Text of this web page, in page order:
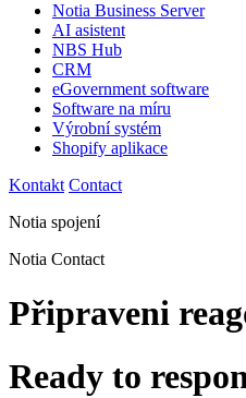
Notia Business Server
AI asistent
NBS Hub
CRM
eGovernment software
Software na míru
Výrobní systém
Shopify aplikace
Kontakt Contact
Notia spojení
Notia Contact
Připraveni
Ready to